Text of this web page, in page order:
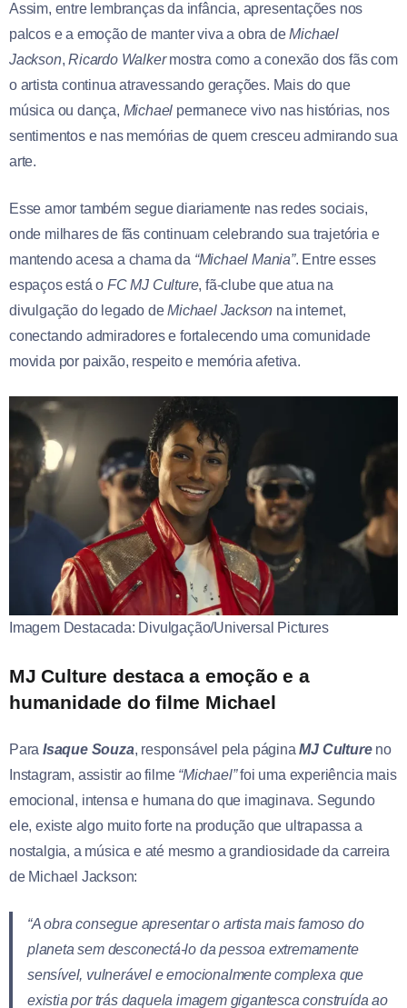
Assim, entre lembranças da infância, apresentações nos
palcos e a emoção de manter viva a obra deMichael
Jackson,Ricardo Walkermostra como a conexão dos fãs com
o artista continua atravessando gerações. Mais do que
música ou dança, Michael permanece vivo nas histórias, nos
sentimentos e nas memórias de quem cresceu admirando sua
arte.
Esse amor também segue diariamente nas redes sociais,
onde milhares de fãs continuam celebrando sua trajetória e
mantendo acesa a chama da “Michael Mania”. Entre esses
espaços está oFC MJ Culture, fã-clube que atua na
divulgação do legado deMichael Jackson na internet,
conectando admiradores e fortalecendo uma comunidade
movida por paixão, respeito e memória afetiva.
Imagem Destacada: Divulgação/Universal Pictures
MJ Culture destaca a emoção e a
humanidade do filme Michael
Para Isaque Souza, responsável pela página MJ Cultureno
Instagram, assistir ao filme “Michael”foi uma experiência mais
emocional, intensa e humana do que imaginava. Segundo
ele, existe algo muito forte na produção que ultrapassa a
nostalgia, a música e até mesmo a grandiosidade da carreira
de Michael Jackson:
“A obra consegue apresentar o artista mais famoso do
planeta sem desconectá-lo da pessoa extremamente
sensível, vulnerável e emocionalmente complexa que
existia por trás daquela imagem gigantesca construída ao